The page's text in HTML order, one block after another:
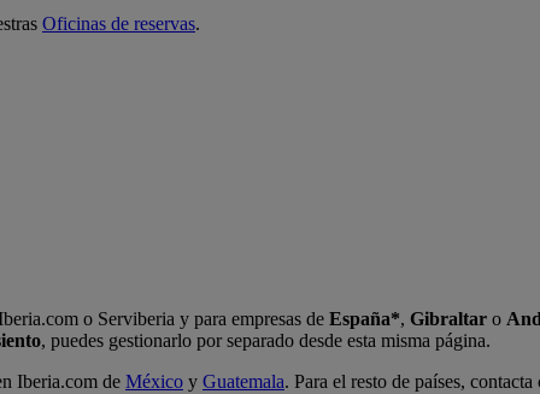
Oficinas de reservas.
o Serviberia y para empresas de España*, Gibraltar o
, puedes gestionarlo por separado desde esta misma página.
Iberia.com de México y Guatemala. Para el resto de países,